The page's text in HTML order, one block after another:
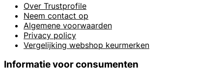
Over Trustprofile
Neem contact op
Algemene voorwaarden
Privacy policy
Vergelijking webshop keurmerken
Informatie voor consumenten